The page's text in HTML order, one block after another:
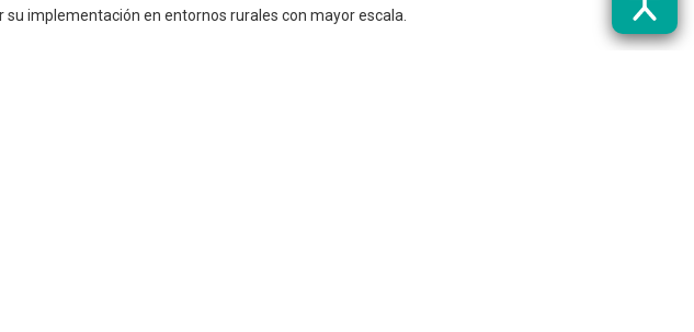
implementación en entornos rurales con mayor escala.